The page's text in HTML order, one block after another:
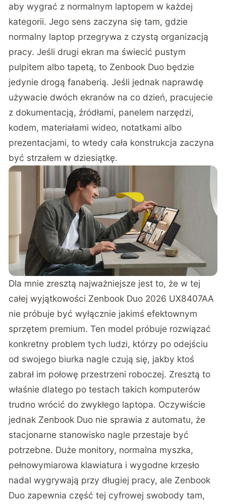
aby wygrać z normalnym laptopem w każdej
kategorii. Jego sens zaczyna się tam, gdzie
normalny laptop przegrywa z czystą organizacją
pracy. Jeśli drugi ekran ma świecić pustym
pulpitem albo tapetą, to Zenbook Duo będzie
jedynie drogą fanaberią. Jeśli jednak naprawdę
używacie dwóch ekranów na co dzień, pracujecie
z dokumentacją, źródłami, panelem narzędzi,
kodem, materiałami wideo, notatkami albo
prezentacjami, to wtedy cała konstrukcja zaczyna
być strzałem w dziesiątkę.
Dla mnie zresztą najważniejsze jest to, że w tej
całej wyjątkowości Zenbook Duo 2026 UX8407AA
nie próbuje być wyłącznie jakimś efektownym
sprzętem premium. Ten model próbuje rozwiązać
konkretny problem tych ludzi, którzy po odejściu
od swojego biurka nagle czują się, jakby ktoś
zabrał im połowę przestrzeni roboczej. Zresztą to
właśnie dlatego po testach takich komputerów
trudno wrócić do zwykłego laptopa. Oczywiście
jednak Zenbook Duo nie sprawia z automatu, że
stacjonarne stanowisko nagle przestaje być
potrzebne. Duże monitory, normalna myszka,
pełnowymiarowa klawiatura i wygodne krzesło
nadal wygrywają przy długiej pracy, ale Zenbook
Duo zapewnia część tej cyfrowej swobody tam,